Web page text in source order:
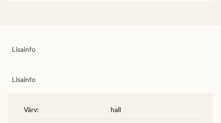
Lisainfo
Lisainfo
Värv: hall